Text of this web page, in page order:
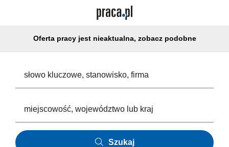
Oferta pracy jest nieaktualna, zobacz podobne
Szukaj